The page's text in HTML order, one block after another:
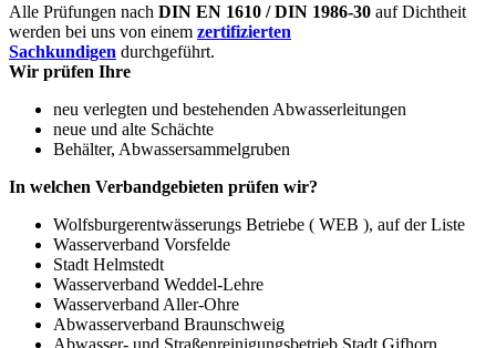
Alle Prüfungen nach DIN EN 1610 / DIN 1986-30 auf Dichtheit
werden bei uns von einem zertifizierten
Sachkundigen durchgeführt.
Wir prüfen Ihre
neu verlegten und bestehenden Abwasserleitungen
neue und alte Schächte
Behälter, Abwassersammelgruben
In welchen Verbandgebieten prüfen wir?
Wolfsburgerentwässerungs Betriebe ( WEB ), auf der Liste
Wasserverband Vorsfelde
Stadt Helmstedt
Wasserverband Weddel-Lehre
Wasserverband Aller-Ohre
Abwasserverband Braunschweig
Abwasser- und Straßenreinigungsbetrieb Stadt Gifhorn